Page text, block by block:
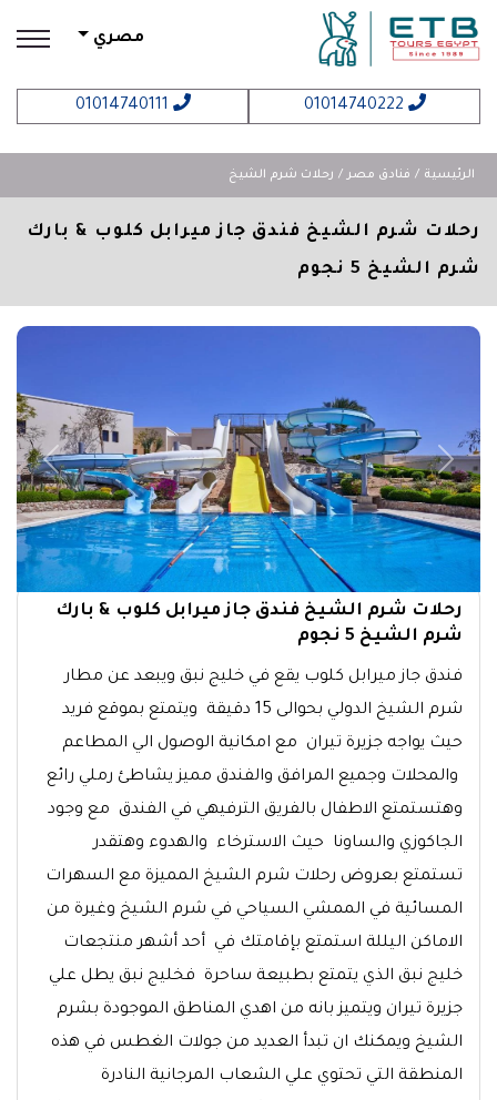
مصري
الرئيسية فنادق مصر رحلات شرم الشيخ
رحلات شرم الشيخ فندق جاز ميرابل كلوب & بارك
شرم الشيخ 5 نجوم
Next
رحلات شرم الشيخ فندق جاز ميرابل كلوب & بارك
شرم الشيخ 5 نجوم
فندق جاز ميرابل كلوب يقع في خليج نبق ويبعد عن مطار
شرم الشيخ الدولي بحوالى 15 دقيقة ويتمتع بموقع فريد
حيث يواجه جزيرة تيران مع امكانية الوصول الي المطاعم
والمحلات وجميع المرافق والفندق مميز يشاطئ رملي رائع
وهتستمتع الاطفال بالفريق الترفيهي في الفندق مع وجود
الجاكوزي والساونا حيث الاسترخاء والهدوء وهتقدر
تستمتع بعروض رحلات شرم الشيخ المميزة مع السهرات
المسائية في الممشي السياحي في شرم الشيخ وغيرة من
الاماكن اليللة استمتع بإقامتك في أحد أشهر منتجعات
خليج نبق الذي يتمتع بطبيعة ساحرة فخليج نبق يطل علي
جزيرة تيران ويتميز بانه من اهدي المناطق الموجودة بشرم
الشيخ ويمكنك ان تبدأ العديد من جولات الغطس في هذه
المنطقة التي تحتوي علي الشعاب المرجانية النادرة